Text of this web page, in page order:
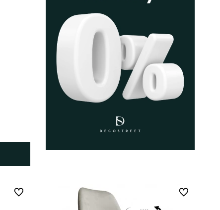
Do ulubionych Do ulubionych